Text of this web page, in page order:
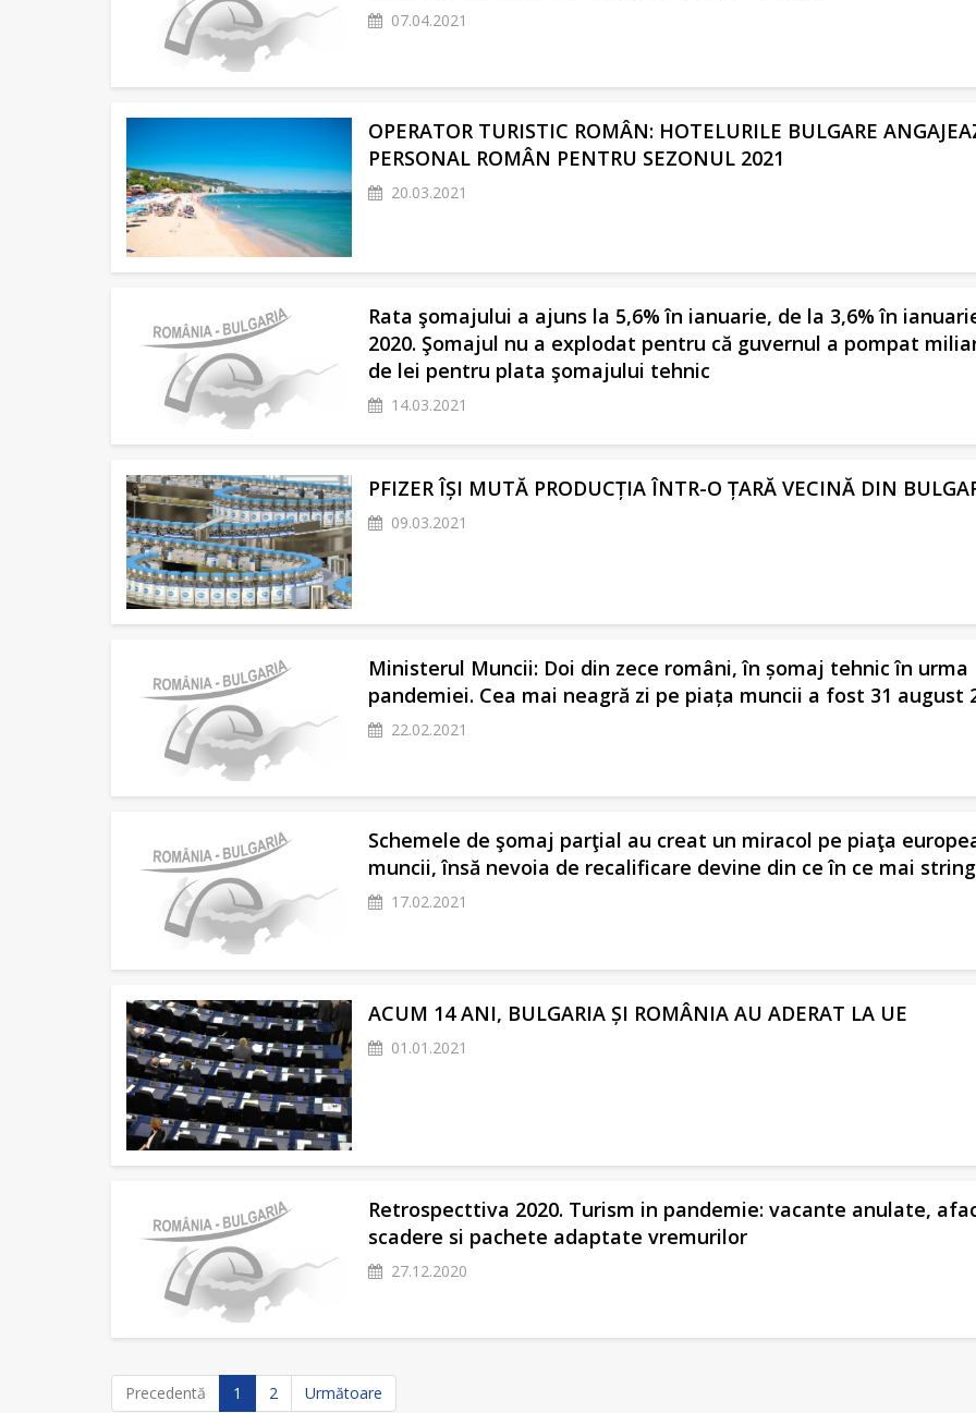
07.04.2021
OPERATOR TURISTIC ROMÂN: HOTELURILE BULGARE
PERSONAL ROMÂN PENTRU SEZONUL 2021
20.03.2021
Rata şomajului a ajuns la 5,6% în ianuarie, de la 3,6% în
2020. Şomajul nu a explodat pentru că guvernul a pompat
de lei pentru plata şomajului tehnic
14.03.2021
PFIZER ÎȘI MUTĂ PRODUCȚIA ÎNTR-O ȚARĂ VECINĂ DIN
09.03.2021
Ministerul Muncii: Doi din zece români, în șomaj tehnic în urma
pandemiei. Cea mai neagră zi pe piața muncii a fost 31 august
22.02.2021
Schemele de şomaj parţial au creat un miracol pe piaţa
muncii, însă nevoia de recalificare devine din ce în ce mai
17.02.2021
ACUM 14 ANI, BULGARIA ȘI ROMÂNIA AU ADERAT LA UE
01.01.2021
Retrospecttiva 2020. Turism in pandemie: vacante anulate,
scadere si pachete adaptate vremurilor
27.12.2020
Precedentă 1 (current)
2 Următoare